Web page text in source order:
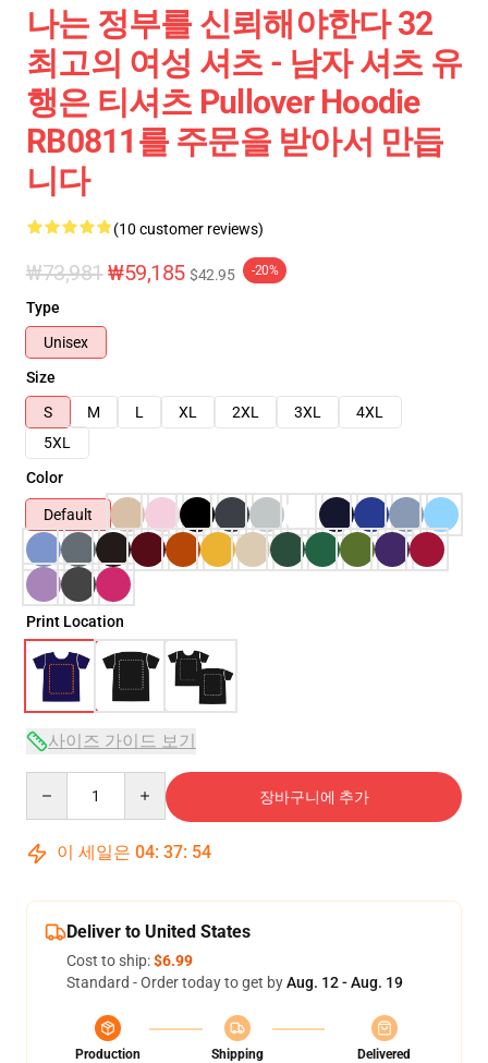
나는 정부를 신뢰해야한다 32
최고의 여성 셔츠 - 남자 셔츠 유
행은 티셔츠 Pullover Hoodie
RB0811를 주문을 받아서 만듭
니다
(10 customer reviews)
₩73,981 ₩59,185 $42.95 -20%
Type
Unisex
Size
S
M L XL 2XL 3XL
4XL
5XL
Color
Default
Print Location
사이즈 가이드 보기
장바구니에 추가
이 세일은 04: 37: 53
Deliver to United States
Cost to ship:$6.99
Standard - Order today to get byAug. 12 - Aug. 19
Production
Shipping
Delivered